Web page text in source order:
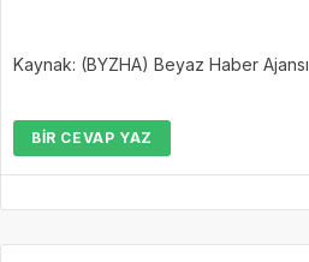
Kaynak: (BYZHA) Beyaz Haber Ajansı
BIR CEVAP YAZ